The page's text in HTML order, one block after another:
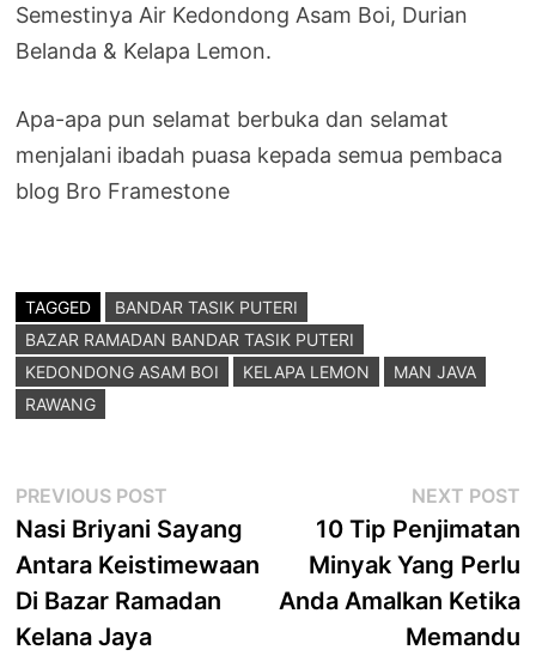
Semestinya Air Kedondong Asam Boi, Durian
Belanda & Kelapa Lemon.
Apa-apa pun selamat berbuka dan selamat
menjalani ibadah puasa kepada semua pembaca
blog Bro Framestone
TAGGED
BANDAR TASIK PUTERI
BAZAR RAMADAN BANDAR TASIK PUTERI
KEDONDONG ASAM BOI
KELAPA LEMON
MAN JAVA
RAWANG
Post
navigation
PREVIOUS POST
post:
Nasi Briyani Sayang
Antara Keistimewaan
Di Bazar Ramadan
Kelana Jaya
NEXT POST
10 Tip Penjimatan
Minyak Yang Perlu
Anda Amalkan Ketika
Memandu